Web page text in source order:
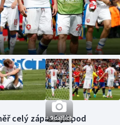
+ 9 dalších
celý zápas byli pod